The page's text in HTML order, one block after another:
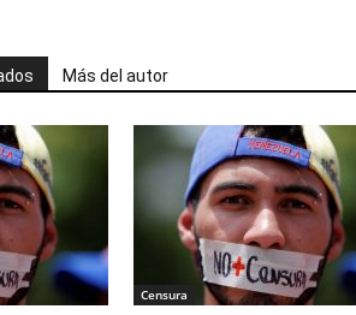
Más del autor
Censura